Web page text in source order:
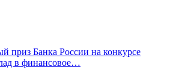
приз Банка России на конкурсе
в финансовое…